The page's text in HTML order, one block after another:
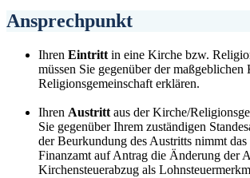
Ansprechpunkt
Ihren Eintritt in eine Kirche bzw.
müssen Sie gegenüber der maßgeblichen
Religionsgemeinschaft erklären.
Ihren Austritt aus der Kirche/
Sie gegenüber Ihrem zuständigen
der Beurkundung des Austritts nimmt das
Finanzamt auf Antrag die Änderung der
Kirchensteuerabzug als